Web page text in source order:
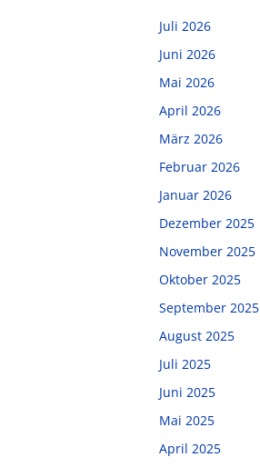
Juli 2026
Juni 2026
Mai 2026
April 2026
März 2026
Februar 2026
Januar 2026
Dezember 2025
November 2025
Oktober 2025
September 2025
August 2025
Juli 2025
Juni 2025
Mai 2025
April 2025